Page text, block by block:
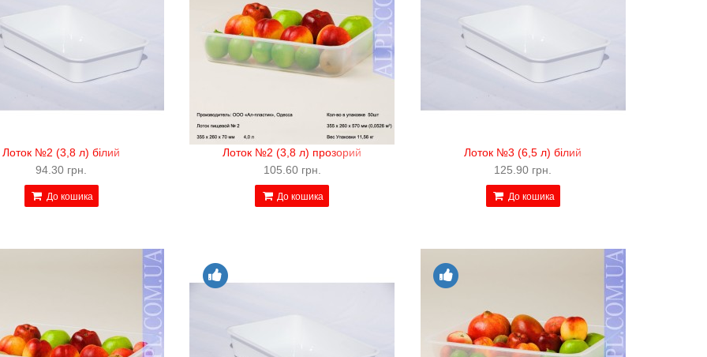
Лоток №2 (3,8 л) білий
94.30 грн.
До кошика
Лоток №2 (3,8 л) прозорий
105.60 грн.
До кошика
Лоток №3 (6,5 л) білий
125.90 грн.
До кошика